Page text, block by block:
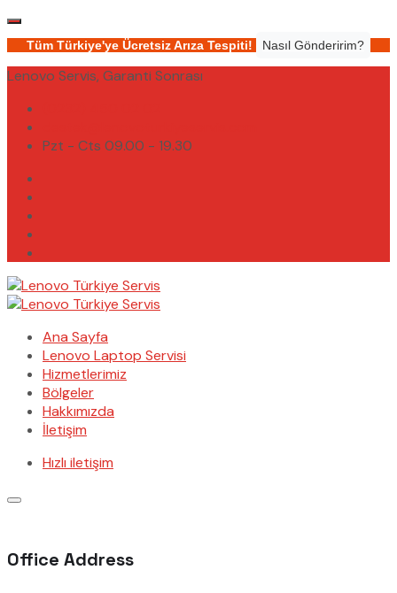
Tüm Türkiye'ye Ücretsiz Arıza Tespiti! Nasıl Gönderirim?
Lenovo Servis, Garanti Sonrası
Pzt - Cts 09.00 - 19.30
Ana Sayfa
Lenovo Laptop Servisi
Hizmetlerimiz
Bölgeler
Hakkımızda
İletişim
Hızlı iletişim
Office Address